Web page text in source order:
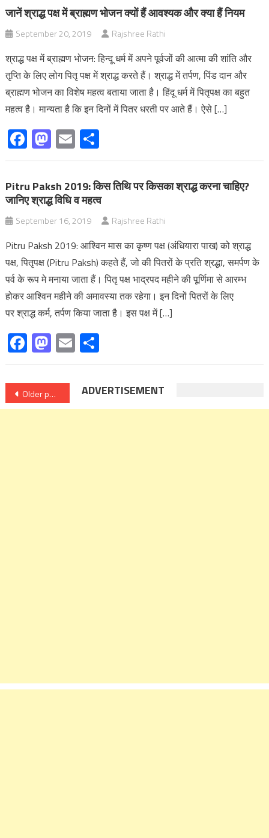
जानें श्राद्ध पक्ष में ब्राह्मण भोजन क्यों हैं आवश्यक और क्या हैं नियम
September 20, 2019 Rajshree Rathi
श्राद्ध पक्ष में ब्राह्मण भोजन: हिन्दू धर्म में अपने पूर्वजों की आत्मा की शांति और
तृप्ति के लिए लोग पितृ पक्ष में श्राद्ध करते हैं। श्राद्ध में तर्पण, पिंड दान और
ब्राह्मण भोजन का विशेष महत्व बताया जाता है। हिंदू धर्म में पितृपक्ष का बहुत
महत्व है। मान्यता है कि इन दिनों में पितर धरती पर आते हैं। ऐसे […]
Facebook
Mastodon
EmailShare
Pitru Paksh 2019: किस तिथि पर किसका श्राद्ध करना चाहिए?
जानिए श्राद्ध विधि व महत्व
September 16, 2019 Rajshree Rathi
Pitru Paksh 2019: आश्विन मास का कृष्ण पक्ष (अंधियारा पाख) को श्राद्ध
पक्ष, पितृपक्ष (Pitru Paksh) कहते हैं, जो की पितरों के प्रति श्रद्धा, समर्पण के
पर्व के रूप मे मनाया जाता हैं। पितृ पक्ष भाद्रपद महीने की पूर्णिमा से आरम्भ
होकर आश्विन महीने की अमावस्या तक रहेगा। इन दिनों पितरों के लिए
पर श्राद्ध कर्म, तर्पण किया जाता है। इस पक्ष में […]
Facebook
Mastodon
EmailShare
Posts
navigation
Older posts ADVERTISEMENT